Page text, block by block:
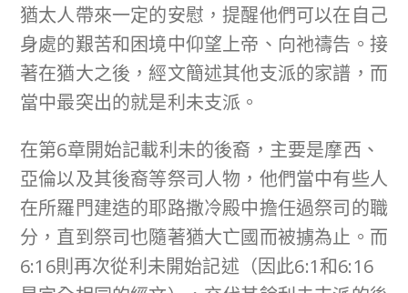
猶太人帶來一定的安慰，提醒他們可以在自己
身處的艱苦和困境中仰望上帝、向祂禱告。接
著在猶大之後，經文簡述其他支派的家譜，而
當中最突出的就是利未支派。
在第6章開始記載利未的後裔，主要是摩西、
亞倫以及其後裔等祭司人物，他們當中有些人
在所羅門建造的耶路撒冷殿中擔任過祭司的職
分，直到祭司也隨著猶大亡國而被擄為止。而
6:16則再次從利未開始記述（因此6:1和6:16